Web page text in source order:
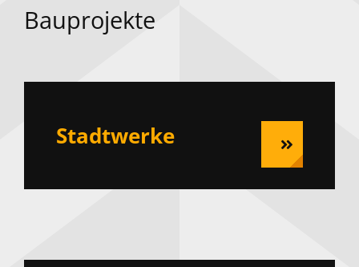
Bauprojekte
Stadtwerke